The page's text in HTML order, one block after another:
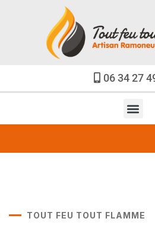
06 34 27
TOUT FEU TOUT FLAMME